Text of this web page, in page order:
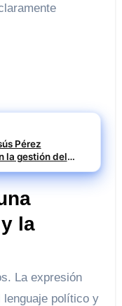
Pérez
la gestión del
la
La expresión
lenguaje político y